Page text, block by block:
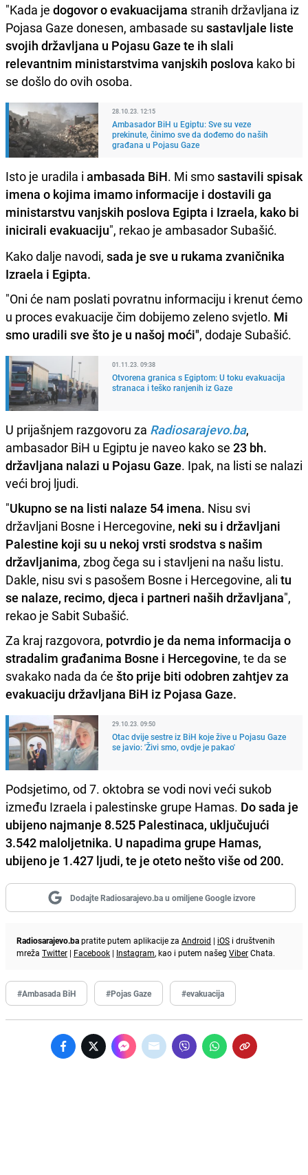
"Kada je dogovor o evakuacijama stranih državljana iz
Pojasa Gaze donesen, ambasade su sastavljale liste
svojih državljana u Pojasu Gaze te ih slali
relevantnim ministarstvima vanjskih poslova kako bi
se došlo do ovih osoba.
28.10.23. 12:15
Ambasador BiH u Egiptu: Sve su veze
prekinute, činimo sve da dođemo do naših
građana u Pojasu Gaze
Isto je uradila i ambasada BiH. Mi smosastavili spisak
imena o kojima imamo informacije i dostavili ga
ministarstvu vanjskih poslova Egipta i Izraela, kako bi
inicirali evakuaciju", rekao je ambasador Subašić.
Kako dalje navodi, sada je sve u rukama zvaničnika
Izraela i Egipta.
"Oni će nam poslati povratnu informaciju i krenut ćemo
u proces evakuacije čim dobijemo zeleno svjetlo. Mi
smo uradili sve što je u našoj moći", dodaje Subašić.
01.11.23. 09:38
Otvorena granica s Egiptom: U toku evakuacija
stranaca i teško ranjenih iz Gaze
U prijašnjem razgovoru za Radiosarajevo.ba,
ambasador BiH u Egiptu je naveo kako se 23 bh.
državljana nalazi u Pojasu Gaze. Ipak, na listi se nalazi
veći broj ljudi.
"Ukupno se na listi nalaze 54 imena. Nisu svi
državljani Bosne i Hercegovine, neki su i državljani
Palestine koji su u nekoj vrsti srodstva s našim
državljanima, zbog čega su i stavljeni na našu listu.
Dakle, nisu svi s pasošem Bosne i Hercegovine, ali tu
se nalaze, recimo, djeca i partneri naših državljana",
rekao je Sabit Subašić.
Za kraj razgovora, potvrdio je da nema informacija o
stradalim građanima Bosne i Hercegovine, te da se
svakako nada da će što prije biti odobren zahtjev za
evakuaciju državljana BiH iz Pojasa Gaze.
29.10.23. 09:50
Otac dvije sestre iz BiH koje žive u Pojasu Gaze
se javio: 'Živi smo, ovdje je pakao'
Podsjetimo, od 7. oktobra se vodi novi veći sukob
između Izraela i palestinske grupe Hamas. Do sada je
ubijeno najmanje 8.525 Palestinaca, uključujući
3.542 maloljetnika. U napadima grupe Hamas,
ubijeno je 1.427 ljudi, te je oteto nešto više od 200.
Dodajte Radiosarajevo.ba u omiljene Google izvore
Radiosarajevo.bapratite putem aplikacije za Android | iOS i društvenih
mreža Twitter | Facebook | Instagram, kao i putem našeg ViberChata.
#Ambasada BiH #Pojas Gaze #evakuacija